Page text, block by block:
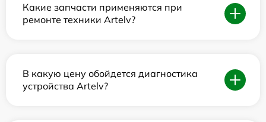
Какие запчасти применяются при
ремонте техники Artelv?
В какую цену обойдется диагностика
устройства Artelv?